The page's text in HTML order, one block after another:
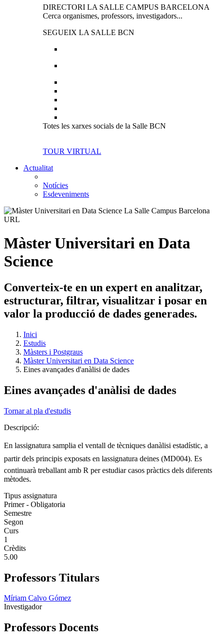
DIRECTORI LA SALLE CAMPUS BARCELONA
Cerca organismes, professors, investigadors...
SEGUEIX LA SALLE BCN
Totes les xarxes socials de la Salle BCN
TOUR VIRTUAL
Actualitat
Notícies
Esdeveniments
Màster Universitari en Data
Science
Converteix-te en un expert en analitzar,
estructurar, filtrar, visualitzar i posar en
valor la producció de dades generades.
Inici
Estudis
Màsters i Postgraus
Màster Universitari en Data Science
Eines avançades d'anàlisi de dades
Eines avançades d'anàlisi de dades
Tornar al pla d'estudis
Descripció:
En lassignatura samplia el ventall de tècniques danàlisi estadístic, a
partir dels principis exposats en lassignatura deines (MD004). Es
continuarà treballant amb R per estudiar casos pràctics dels diferents
mètodes.
Tipus assignatura
Primer - Obligatoria
Semestre
Segon
Curs
1
Crèdits
5.00
Professors Titulars
Míriam Calvo Gómez
Investigador
Professors Docents